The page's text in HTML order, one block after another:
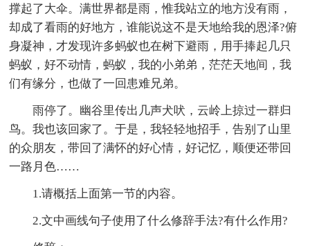
撑起了大伞。满世界都是雨，惟我站立的地方没有雨，
却成了看雨的好地方，谁能说这不是天地给我的恩泽?俯
身凝神，才发现许多蚂蚁也在树下避雨，用手捧起几只
蚂蚁，好不动情，蚂蚁，我的小弟弟，茫茫天地间，我
们有缘分，也做了一回患难兄弟。
雨停了。幽谷里传出几声犬吠，云岭上掠过一群归
鸟。我也该回家了。于是，我轻轻地招手，告别了山里
的众朋友，带回了满怀的好心情，好记忆，顺便还带回
一路月色……
1.请概括上面第一节的内容。
2.文中画线句子使用了什么修辞手法?有什么作用?